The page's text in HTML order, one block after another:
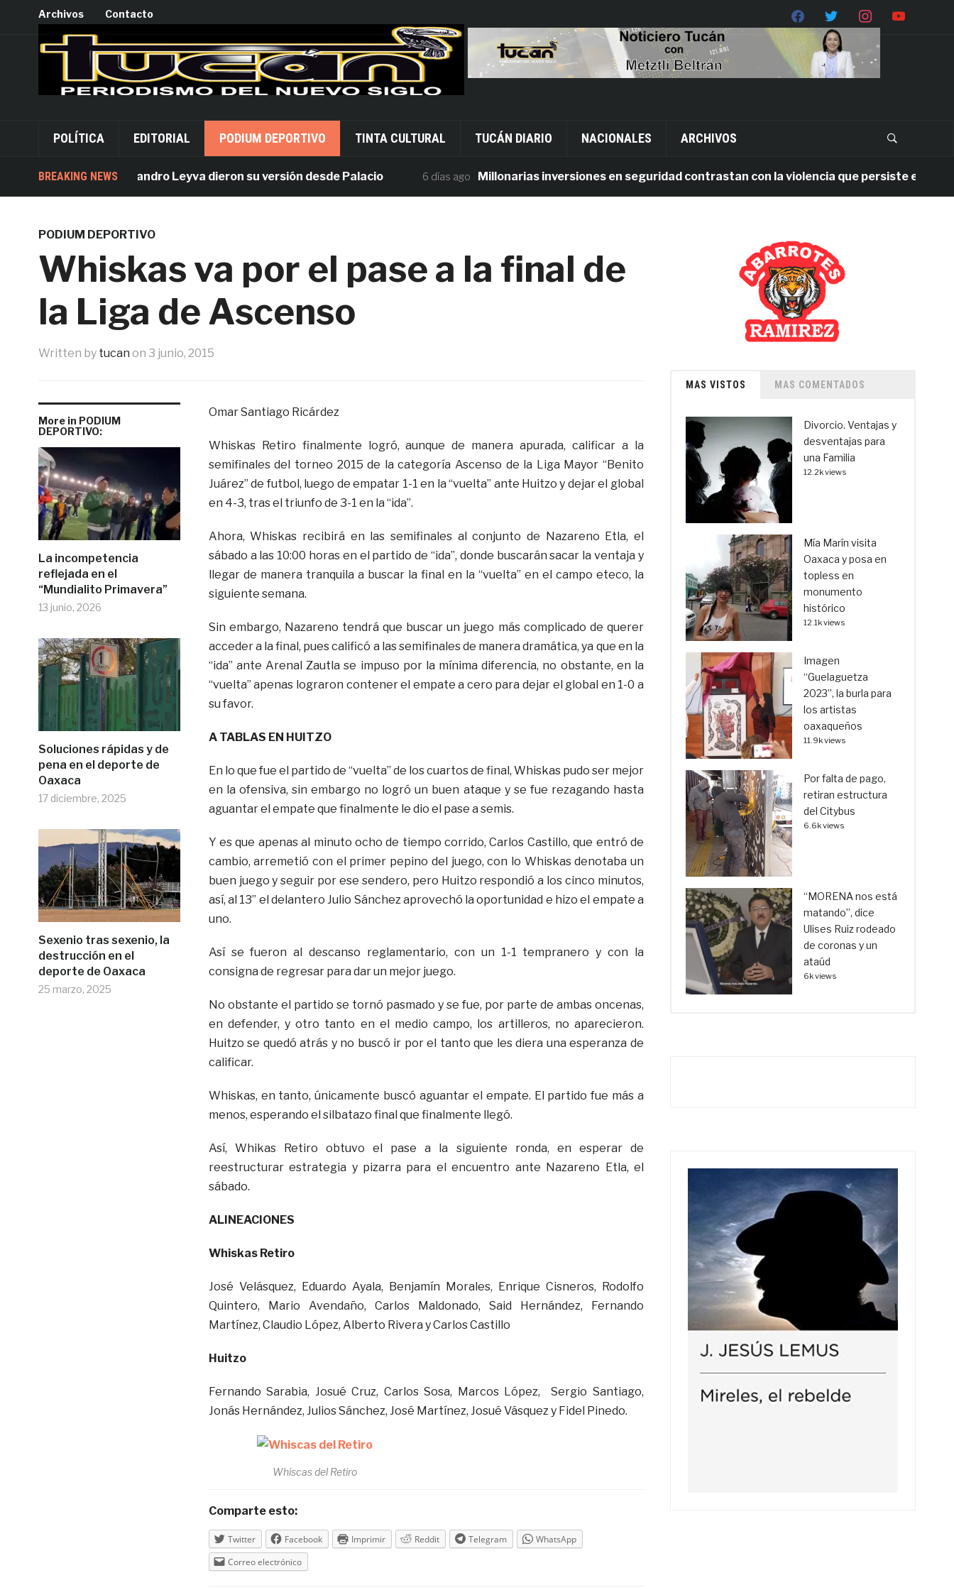
Archivos Contacto
POLÍTICA EDITORIAL PODIUM DEPORTIVO TINTA CULTURAL TUCÁN DIARIO NACIONALES ARCHIVOS
BREAKING NEWS
Acusados por Alejandro Leyva dieron su versión desde Palacio 6 días ago Millonarias inversiones en seguridad contrastan con la violencia que persiste en Oaxaca
PODIUM DEPORTIVO
Whiskas va por el pase a la final de
la Liga de Ascenso
Written by tucan on 3 junio, 2015
More in PODIUM
DEPORTIVO:
La incompetencia
reflejada en el
“Mundialito Primavera”
13 junio, 2026
Soluciones rápidas y de
pena en el deporte de
Oaxaca
17 diciembre, 2025
Sexenio tras sexenio, la
destrucción en el
deporte de Oaxaca
25 marzo, 2025
Omar Santiago Ricárdez
Whiskas Retiro finalmente logró, aunque de manera apurada, calificar a la
semifinales del torneo 2015 de la categoría Ascenso de la Liga Mayor “Benito
Juárez” de futbol, luego de empatar 1-1 en la “vuelta” ante Huitzo y dejar el global
en 4-3, tras el triunfo de 3-1 en la “ida”.
Ahora, Whiskas recibirá en las semifinales al conjunto de Nazareno Etla, el
sábado a las 10:00 horas en el partido de “ida”, donde buscarán sacar la ventaja y
llegar de manera tranquila a buscar la final en la “vuelta” en el campo eteco, la
siguiente semana.
Sin embargo, Nazareno tendrá que buscar un juego más complicado de querer
acceder a la final, pues calificó a las semifinales de manera dramática, ya que en la
“ida” ante Arenal Zautla se impuso por la mínima diferencia, no obstante, en la
“vuelta” apenas lograron contener el empate a cero para dejar el global en 1-0 a
su favor.
A TABLAS EN HUITZO
En lo que fue el partido de “vuelta” de los cuartos de final, Whiskas pudo ser mejor
en la ofensiva, sin embargo no logró un buen ataque y se fue rezagando hasta
aguantar el empate que finalmente le dio el pase a semis.
Y es que apenas al minuto ocho de tiempo corrido, Carlos Castillo, que entró de
cambio, arremetió con el primer pepino del juego, con lo Whiskas denotaba un
buen juego y seguir por ese sendero, pero Huitzo respondió a los cinco minutos,
así, al 13” el delantero Julio Sánchez aprovechó la oportunidad e hizo el empate a
uno.
Así se fueron al descanso reglamentario, con un 1-1 tempranero y con la
consigna de regresar para dar un mejor juego.
No obstante el partido se tornó pasmado y se fue, por parte de ambas oncenas,
en defender, y otro tanto en el medio campo, los artilleros, no aparecieron.
Huitzo se quedó atrás y no buscó ir por el tanto que les diera una esperanza de
calificar.
Whiskas, en tanto, únicamente buscó aguantar el empate. El partido fue más a
menos, esperando el silbatazo final que finalmente llegó.
Así, Whikas Retiro obtuvo el pase a la siguiente ronda, en esperar de
reestructurar estrategia y pizarra para el encuentro ante Nazareno Etla, el
sábado.
ALINEACIONES
Whiskas Retiro
José Velásquez, Eduardo Ayala, Benjamín Morales, Enrique Cisneros, Rodolfo
Quintero, Mario Avendaño, Carlos Maldonado, Said Hernández, Fernando
Martínez, Claudio López, Alberto Rivera y Carlos Castillo
Huitzo
Fernando Sarabia, Josué Cruz, Carlos Sosa, Marcos López, Sergio Santiago,
Jonás Hernández, Julios Sánchez, José Martínez, Josué Vásquez y Fidel Pinedo.
Whiscas del Retiro
Comparte esto:
Twitter Facebook Imprimir Reddit Telegram
WhatsApp
Correo electrónico
MAS VISTOS MAS COMENTADOS
Divorcio. Ventajas y
desventajas para
una Familia
12.2k views
Mía Marín visita
Oaxaca y posa en
topless en
monumento
histórico
12.1k views
Imagen
“Guelaguetza
2023”, la burla para
los artistas
oaxaqueños
11.9k views
Por falta de pago,
retiran estructura
del Citybus
6.6k views
“MORENA nos está
matando”, dice
Ulises Ruiz rodeado
de coronas y un
ataúd
6k views